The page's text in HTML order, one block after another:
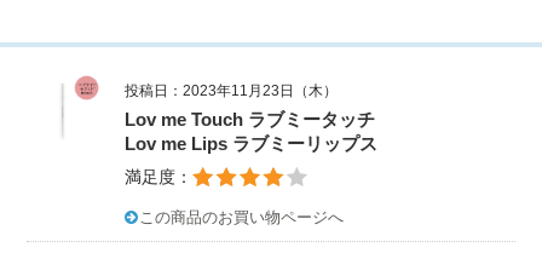
投稿日：2023年11月23日（木）
Lov me Touch ラブミータッチ
Lov me Lips ラブミーリップス
満足度：
この商品のお買い物ページへ